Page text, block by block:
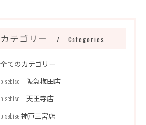
カテゴリー Categories
全てのカテゴリー
bisebise 阪急梅田店
bisebise 天王寺店
bisebise 神戸三宮店